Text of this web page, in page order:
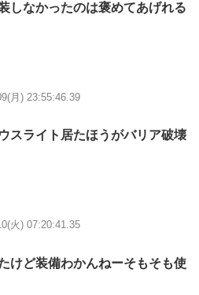
しなかったのは褒めてあげれる
月) 23:55:46.39
スライト居たほうがバリア破壊
火) 07:20:41.35
けど装備わかんねーそもそも使